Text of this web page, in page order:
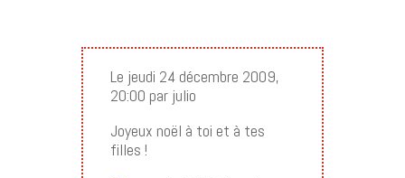
Le jeudi 24 décembre 2009,
20:00 par julio
Joyeux noël à toi et à tes
filles !